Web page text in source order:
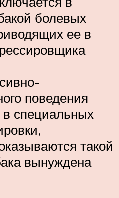
болевых
ее в
поведения
в специальных
такой
вынуждена